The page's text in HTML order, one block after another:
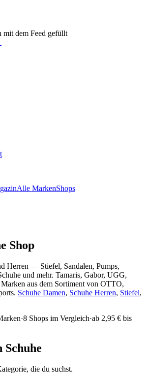
mit dem Feed gefüllt
Alle MarkenShops
Shop
Herren — Stiefel, Sandalen, Pumps,
und mehr. Tamaris, Gabor, UGG,
aus dem Sortiment von OTTO,
Schuhe Damen, Schuhe Herren, Stiefel,
·8 Shops im Vergleich·ab 2,95 € bis
Schuhe
die du suchst.